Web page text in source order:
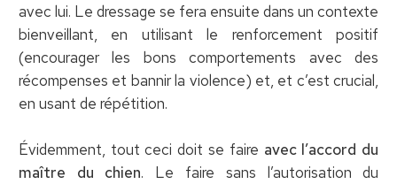
avec lui. Le dressage se fera ensuite dans un contexte
bienveillant, en utilisant le renforcement positif
(encourager les bons comportements avec des
récompenses et bannir la violence) et, et c’est crucial,
en usant de répétition.
Évidemment, tout ceci doit se faire avec l’accord du
maître du chien. Le faire sans l’autorisation du